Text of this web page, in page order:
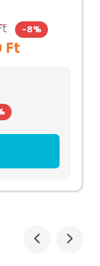
-8%
Ft